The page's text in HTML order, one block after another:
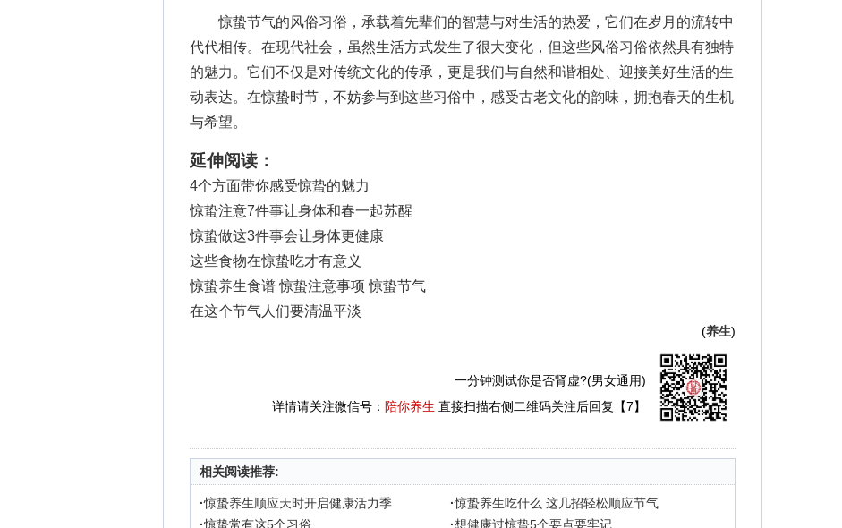
惊蛰节气的风俗习俗，承载着先辈们的智慧与对生活的热爱，它们在岁月的流转中
代代相传。在现代社会，虽然生活方式发生了很大变化，但这些风俗习俗依然具有独特
的魅力。它们不仅是对传统文化的传承，更是我们与自然和谐相处、迎接美好生活的生
动表达。在惊蛰时节，不妨参与到这些习俗中，感受古老文化的韵味，拥抱春天的生机
与希望。
延伸阅读：
4个方面带你感受惊蛰的魅力
惊蛰注意7件事让身体和春一起苏醒
惊蛰做这3件事会让身体更健康
这些食物在惊蛰吃才有意义
惊蛰养生食谱 惊蛰注意事项 惊蛰节气
在这个节气人们要清温平淡
(养生)
一分钟测试你是否肾虚?(男女通用)
详情请关注微信号： 陪你养生 直接扫描右侧二维码关注后回复【7】
相关阅读推荐:
·惊蛰养生顺应天时开启健康活力季 ·惊蛰养生吃什么 这几招轻松顺应节气
·惊蛰常有这5个习俗 ·想健康过惊蛰5个要点要牢记